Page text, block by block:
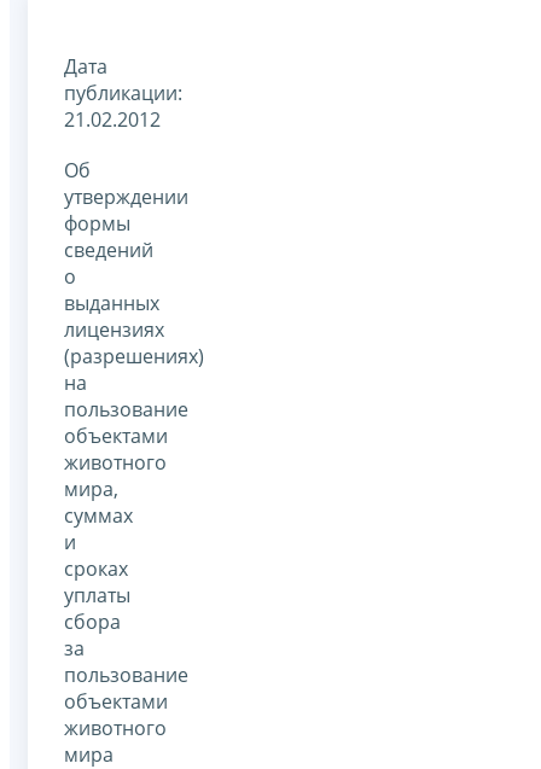
Дата
публикации:
21.02.2012
Об
утверждении
формы
сведений
о
выданных
лицензиях
(разрешениях)
на
пользование
объектами
животного
мира,
суммах
и
сроках
уплаты
сбора
за
пользование
объектами
животного
мира